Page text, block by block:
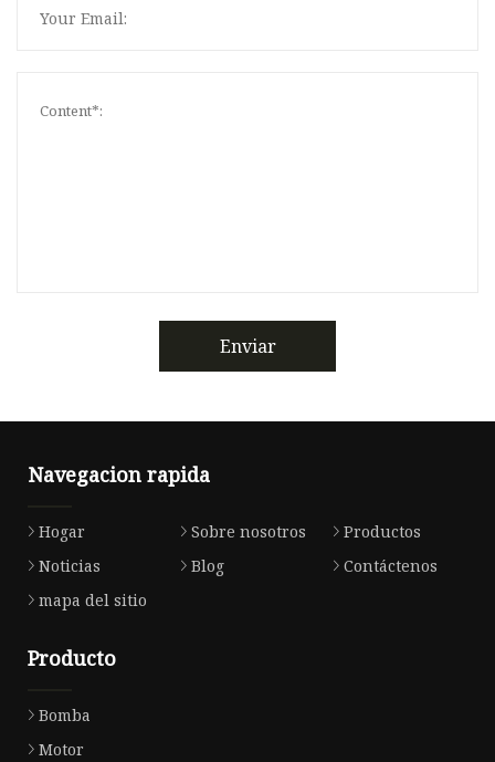
Enviar
Navegacion rapida
Hogar Sobre nosotros
Productos
Noticias
Blog
Contáctenos
mapa del sitio
Producto
Bomba
Motor